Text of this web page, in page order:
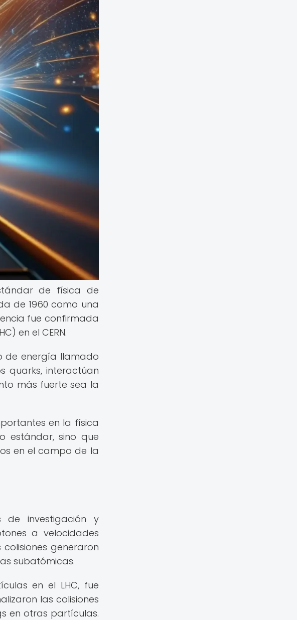
de física de
de 1960 como una
fue confirmada
en el CERN.
de energía llamado
quarks, interactúan
más fuerte sea la
en la física
estándar, sino que
en el campo de la
de investigación y
a velocidades
generaron
subatómicas.
en el LHC, fue
las colisiones
en otras partículas.